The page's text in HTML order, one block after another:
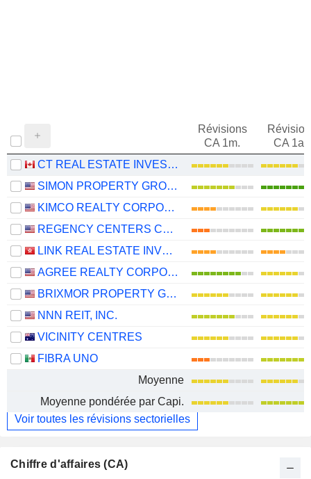
Révisions
CA 1m.
CA 1an
CT REAL ESTATE INVESTMENT TRUST
SIMON PROPERTY GROUP, INC.
KIMCO REALTY CORPORATION
REGENCY CENTERS CORPORATION
LINK REAL ESTATE INVESTMENT TRUST
AGREE REALTY CORPORATION
BRIXMOR PROPERTY GROUP INC.
NNN REIT, INC.
VICINITY CENTRES
FIBRA UNO
Moyenne
Moyenne pondérée par Capi.
Voir toutes les révisions sectorielles
Chiffre d'affaires (CA)